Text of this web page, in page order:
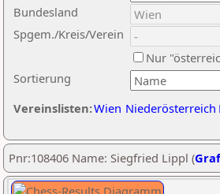
Sortierung
Bundesland
Spgem./Kreis/Verein
Nur
Vereinslisten:Wien Niederösterreich
Pnr:108406 Name: Siegfried Lippl (